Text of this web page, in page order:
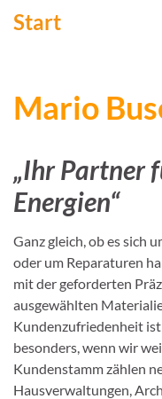
Start
Mario
„Ihr Partner
Energien“
Ganz gleich, ob es sich
oder um Reparaturen
mit der geforderten
ausgewählten
Kundenzufriedenheit
besonders, wenn wir
Kundenstamm zählen
Hausverwaltungen,